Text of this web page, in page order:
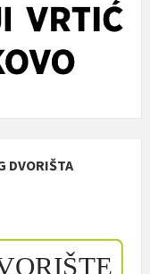
DVORIŠTA